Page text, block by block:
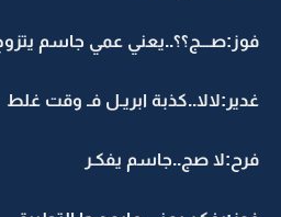
فوز:صـــج؟؟..يعني عمي جاسم
غدير:لالا..كذبة ابريـل فـ وقت غلط
فرح:لا صج..جاسم يفكـر